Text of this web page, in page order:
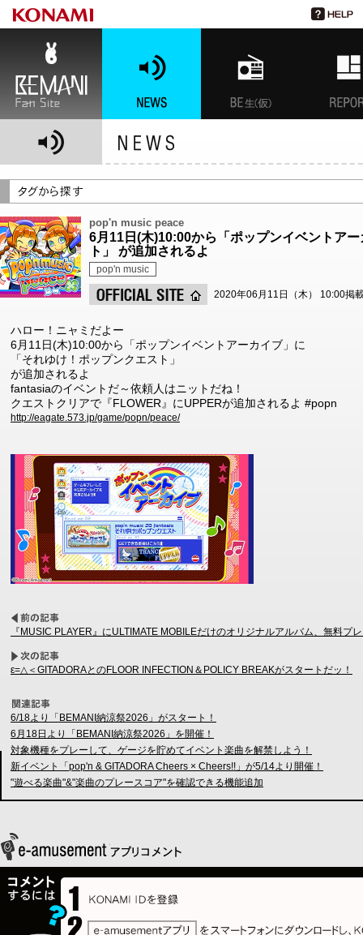
pop'n music peace
6月11日(木)10:00から「ポップンイベントア
ト」 が追加されるよ
pop'n music
2020年06月11日（木） 10:00掲
ハロー！ニャミだよー
6月11日(木)10:00から「ポップンイベントアーカイブ」に
「それゆけ！ポップンクエスト」
が追加されるよ
fantasiaのイベントだ～依頼人はニットだね！
クエストクリアで『FLOWER』にUPPERが追加されるよ #popn
http://eagate.573.jp/game/popn/peace/
『MUSIC PLAYER』にULTIMATE MOBILEだけのオリジナルアルバム、無料プ
ε=△＜GITADORAとのFLOOR INFECTION＆POLICY BREAKがスタートだッ！
6/18より「BEMANI納涼祭2026」がスタート！
6月18日より「BEMANI納涼祭2026」を開催！
対象機種をプレーして、ゲージを貯めてイベント楽曲を解禁しよう！
新イベント「pop'n & GITADORA Cheers × Cheers!!」が5/14より開催！
"遊べる楽曲"&"楽曲のプレースコア"を確認できる機能追加